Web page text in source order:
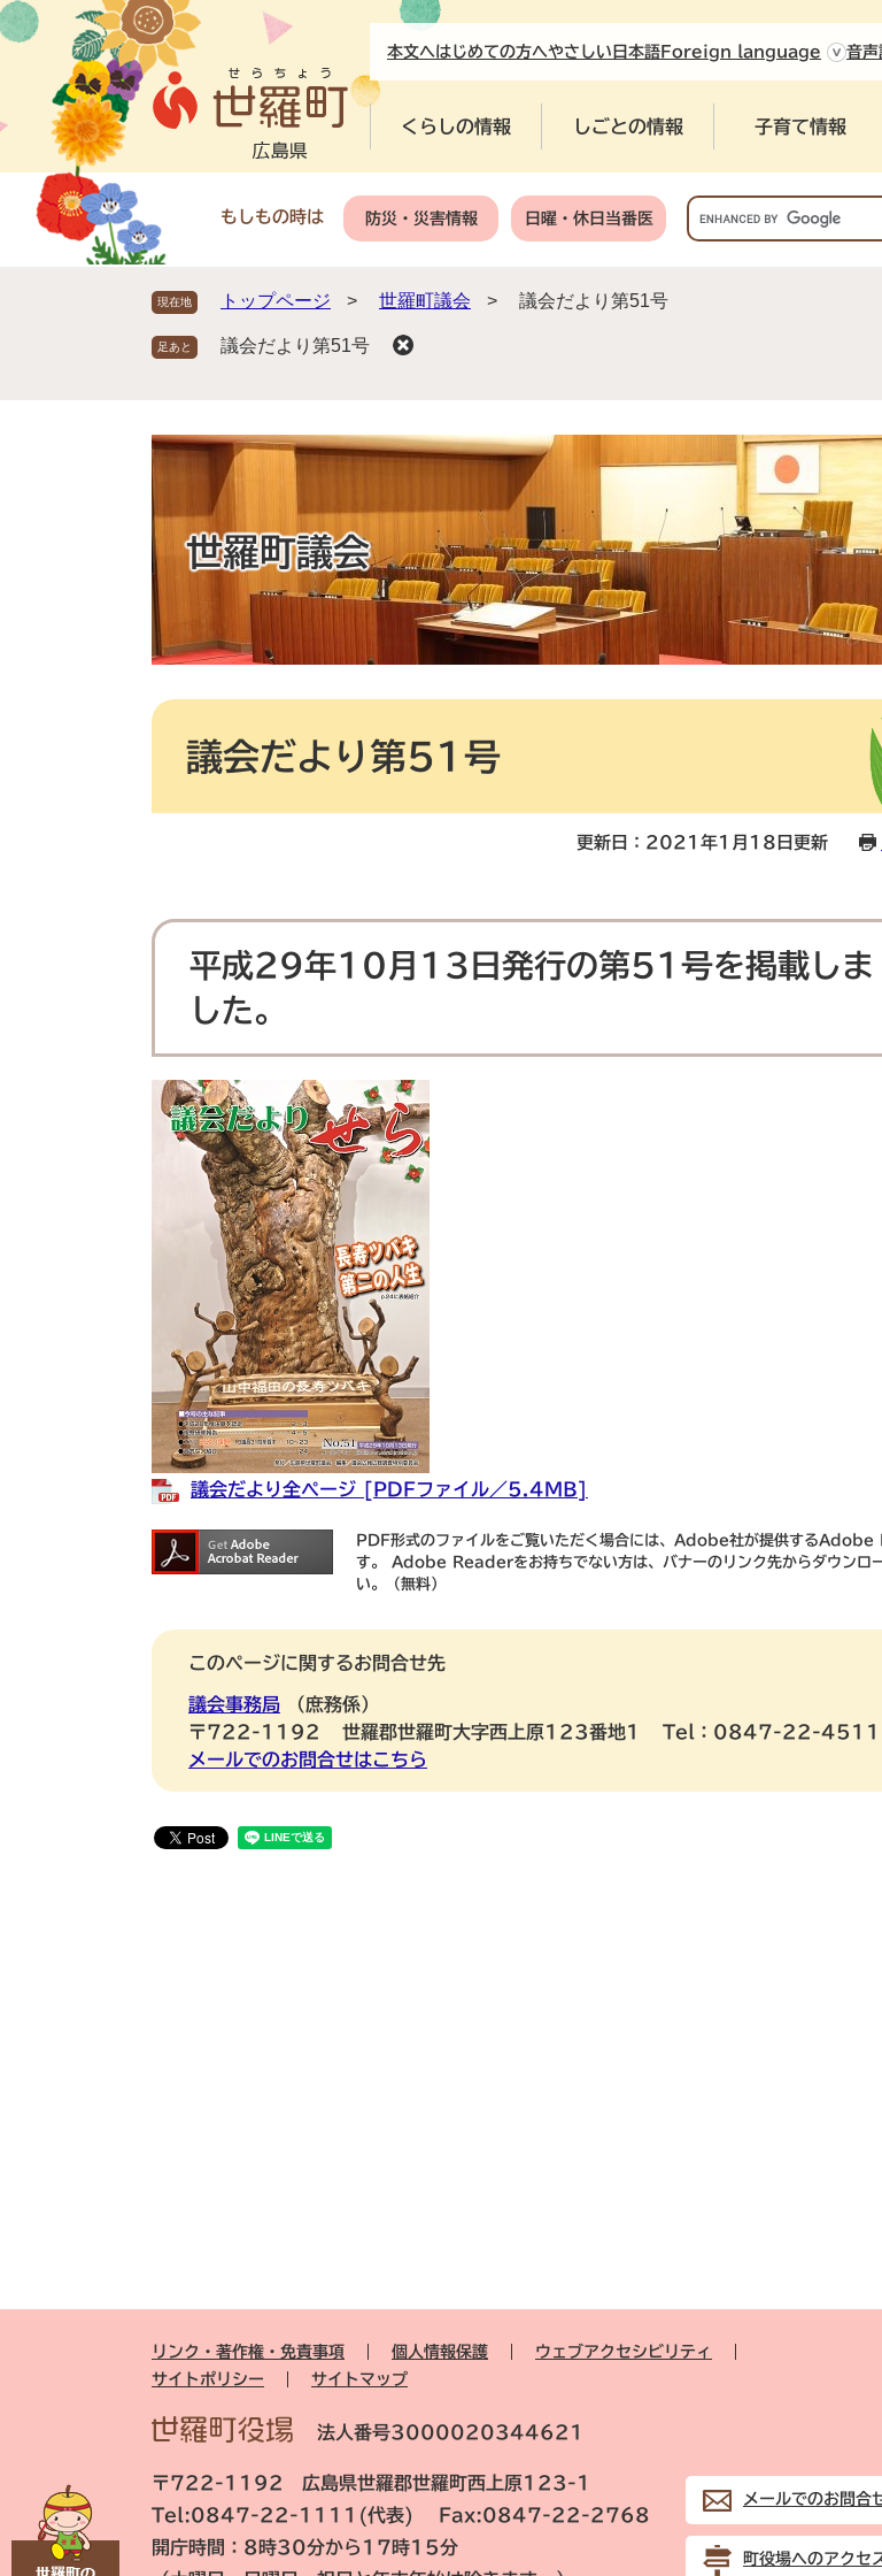
ペ
ー
先
メ
ニ
を
本文へはじめての方へやさしい日本語 Foreign language 音声
くらしの情報 しごとの情報 子育て情報
もしもの時は 防災・災害情報 日曜・休日当番医
G
o
ム
検
現在地 トップページ > 世羅町議会 > 議会だより第51号
議会だより第51号
世羅町議会
本
議会だより第51号
更新日：2021年1月18日更新
平成29年10月13日発行の第51号を掲載しま
した。
議会だより全ページ [PDFファイル／5.4MB]
PDF形式のファイルをご覧いただく場合には、Adobe社が提供する
す。
Adobe Readerをお持ちでない方は、バナーのリンク先からダウンロ
い。（無料）
このページに関するお問合せ先
議会事務局
庶務係
〒722-1192
世羅郡世羅町大字西上原123番地1
Tel：0847-22-4511
メールでのお問合せはこちら
リンク・著作権・免責事項 個人情報保護
ウェブアクセシビリティ
サイトポリシー
サイトマップ
法人番号3000020344621
〒722-1192 広島県世羅郡世羅町西上原123-1
Tel:0847-22-1111(代表) Fax:0847-22-2768
開庁時間：8時30分から17時15分
メールでのお問合
町役場へのアクセ